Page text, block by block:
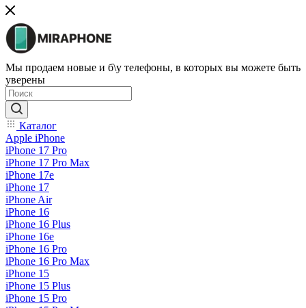
Мы продаем новые и б\у телефоны, в которых вы можете быть
уверены
Каталог
Apple iPhone
iPhone 17 Pro
iPhone 17 Pro Max
iPhone 17e
iPhone 17
iPhone Air
iPhone 16
iPhone 16 Plus
iPhone 16e
iPhone 16 Pro
iPhone 16 Pro Max
iPhone 15
iPhone 15 Plus
iPhone 15 Pro